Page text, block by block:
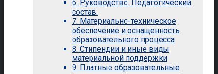
6. Руководство. Педагогический
состав.
7. Материально-техническое
обеспечение и оснащенность
образовательного процесса
8. Стипендии и иные виды
материальной поддержки
9. Платные образовательные